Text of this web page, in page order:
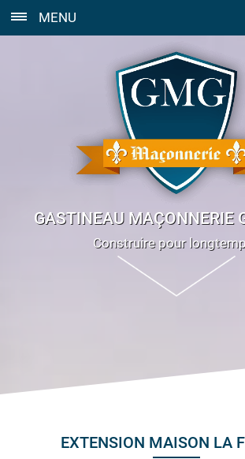
MENU
GASTINEAU MAÇONNERIE
Construire pour
EXTENSION MAISON LA